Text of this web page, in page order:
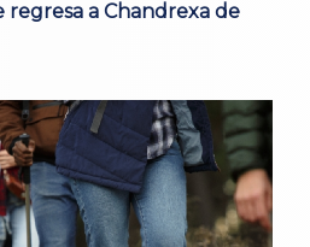
regresa a Chandrexa de